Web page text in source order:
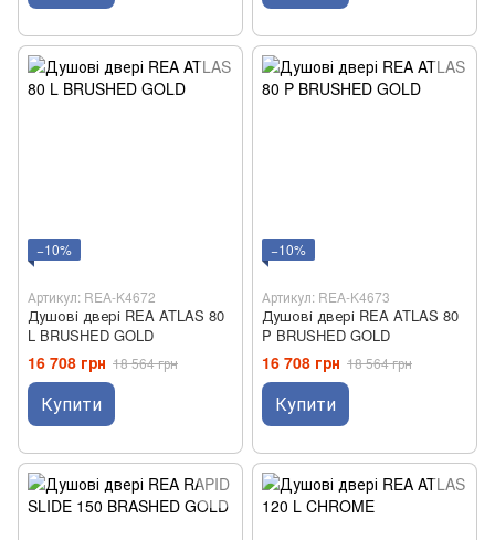
−10%
Артикул: REA-K4672
Душові двері REA ATLAS 80
L BRUSHED GOLD
16 708 грн 18 564 грн
Купити
−10%
Артикул: REA-K4673
Душові двері REA ATLAS 80
P BRUSHED GOLD
16 708 грн 18 564 грн
Купити